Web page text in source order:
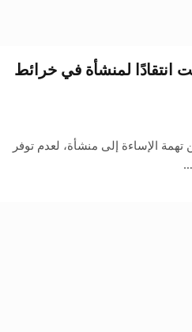
انتقادًا لمنشأة في خرائط
الإساءة إلى منشأة، لعدم توفر